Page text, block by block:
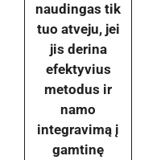
naudingas tik
tuo atveju, jei
jis derina
efektyvius
metodus ir
namo
integravimą į
gamtinę